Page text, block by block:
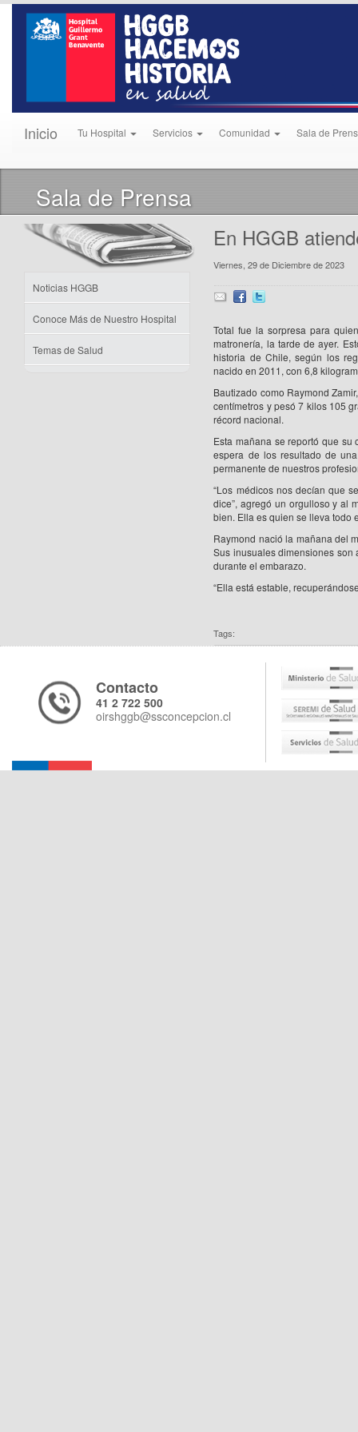
Inicio Tu Hospital Servicios Comunidad Sala de
Sala de Prensa
Noticias HGGB
Conoce Más de Nuestro Hospital
Temas de Salud
En HGGB
Viernes, 29 de Diciembre de 2023
Total fue la sorpresa para
matronería, la tarde de ayer.
historia de Chile, según los
nacido en 2011, con 6,8
Bautizado como Raymond
centímetros y pesó 7 kilos 105
récord nacional.
Esta mañana se reportó que
espera de los resultado de
permanente de nuestros
“Los médicos nos decían que
dice”, agregó un orgulloso y al
bien. Ella es quien se lleva todo
Raymond nació la mañana del
Sus inusuales dimensiones
durante el embarazo.
“Ella está estable,
Tags:
Contacto
41 2 722 500
oirshggb@ssconcepcion.cl